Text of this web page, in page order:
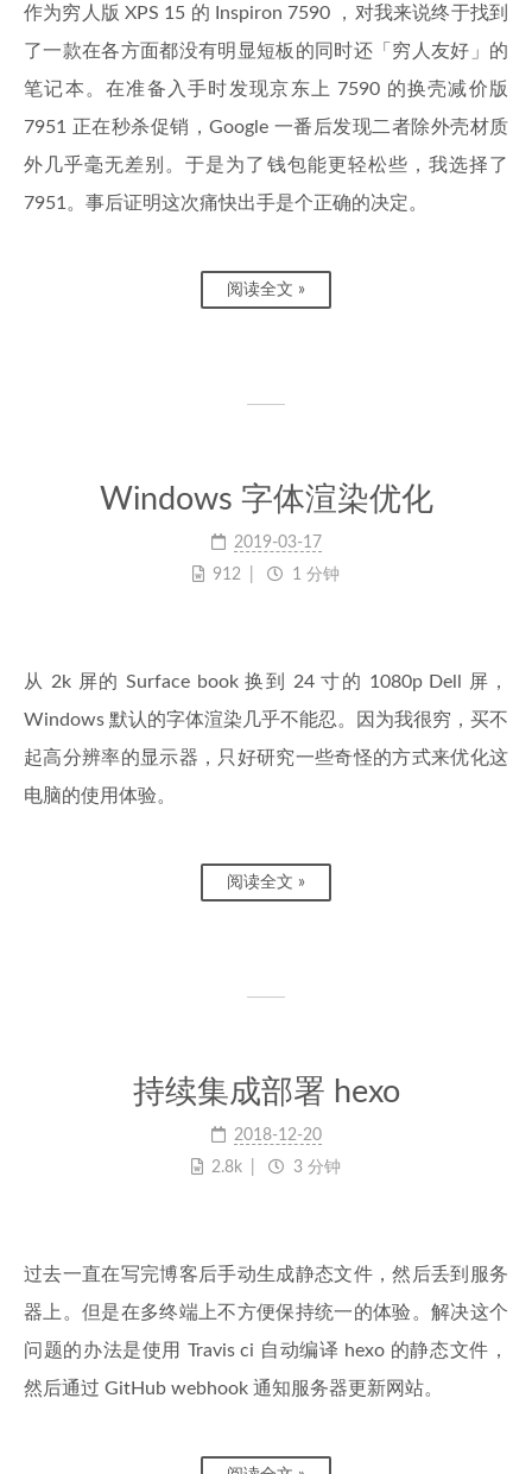
作为穷人版 XPS 15 的 Inspiron 7590 ，对我来说终于找到
了一款在各方面都没有明显短板的同时还「穷人友好」的
笔记本。在准备入手时发现京东上 7590 的换壳减价版
7951 正在秒杀促销，Google 一番后发现二者除外壳材质
外几乎毫无差别。于是为了钱包能更轻松些，我选择了
7951。事后证明这次痛快出手是个正确的决定。
阅读全文 »
Windows 字体渲染优化
2019-03-17
912
1 分钟
从 2k 屏的 Surface book 换到 24 寸的 1080p Dell 屏，
Windows 默认的字体渲染几乎不能忍。因为我很穷，买不
起高分辨率的显示器，只好研究一些奇怪的方式来优化这
电脑的使用体验。
阅读全文 »
持续集成部署 hexo
2018-12-20
2.8k
3 分钟
过去一直在写完博客后手动生成静态文件，然后丢到服务
器上。但是在多终端上不方便保持统一的体验。解决这个
问题的办法是使用 Travis ci 自动编译 hexo 的静态文件，
然后通过 GitHub webhook 通知服务器更新网站。